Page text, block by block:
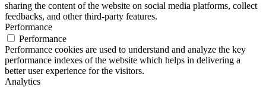
sharing the content of the website on social media platforms, collect
feedbacks, and other third-party features.
Performance
Performance
Performance cookies are used to understand and analyze the key
performance indexes of the website which helps in delivering a
better user experience for the visitors.
Analytics